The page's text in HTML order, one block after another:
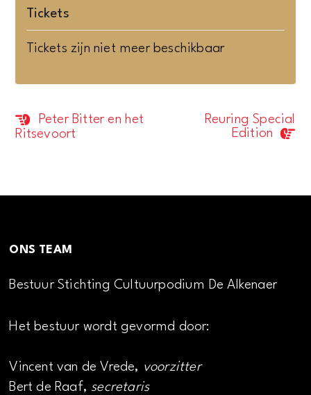
Tickets
Tickets zijn niet meer beschikbaar
Evenement
Peter Bitter en het
Ritsevoort
Reuring Special
Edition
ONS TEAM
Bestuur Stichting Cultuurpodium De Alkenaer
Het bestuur wordt gevormd door:
Vincent van de Vrede, voorzitter
Bert de Raaf, secretaris